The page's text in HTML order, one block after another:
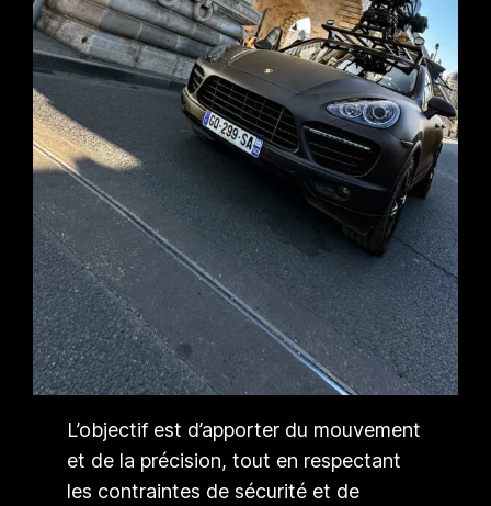
L’objectif est d’apporter du mouvement
et de la précision, tout en respectant
les contraintes de sécurité et de